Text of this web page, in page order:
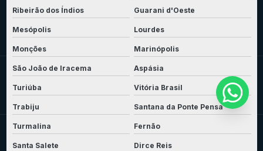
Ribeirão dos Índios Guarani d'Oeste
Mesópolis Lourdes
Monções Marinópolis
São João de Iracema Aspásia
Turiúba Vitória Brasil
Trabiju Santana da Ponte Pensa
Turmalina Fernão
Santa Salete Dirce Reis